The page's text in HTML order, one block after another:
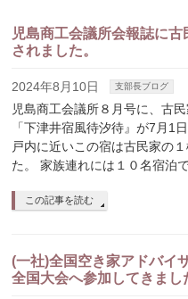
児島商工会議所会報誌に
されました。
2024年8月10日 支部長ブログ
児島商工会議所８月号に、古
「下津井宿風待汐待』が7月1
戸内に近いこの宿は古民家の
た。 家族連れには１０名宿泊
この記事を読む
(一社)全国空き家アドバイ
全国大会へ参加してきまし